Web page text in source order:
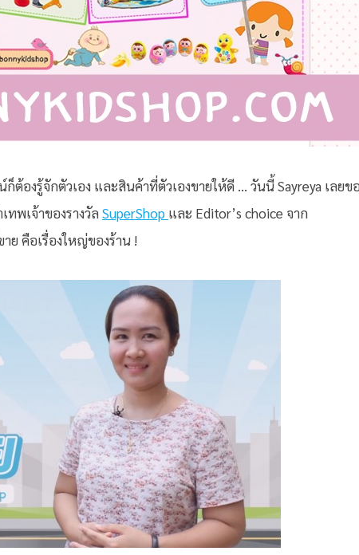
ก็ต้องรู้จักตัวเอง และสินค้าที่ตัวเองขายให้ดี … วันนี้ Sayreya เลยข
ทพเจ้าของรางวัล SuperShop และ Editor’s choice จาก
ย คือเรื่องใหญ่ของร้าน !